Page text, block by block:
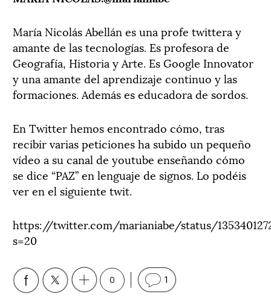
María Nicolás Abellán es una profe twittera y
amante de las tecnologías. Es profesora de
Geografía, Historia y Arte. Es Google Innovator
y una amante del aprendizaje continuo y las
formaciones. Además es educadora de sordos.
En Twitter hemos encontrado cómo, tras
recibir varias peticiones ha subido un pequeño
vídeo a su canal de youtube enseñando cómo
se dice “PAZ” en lenguaje de signos. Lo podéis
ver en el siguiente twit.
https://twitter.com/marianiabe/status/
s=20
0 1